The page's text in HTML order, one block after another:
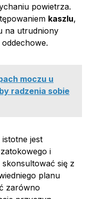
powietrza.
kaszlu,
na utrudniony
moczu u
radzenia sobie
jest
i
się z
planu
zarówno